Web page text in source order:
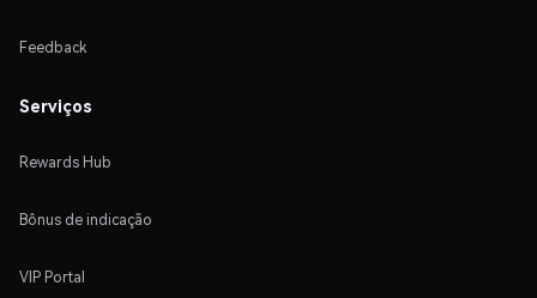
Feedback
Serviços
Rewards Hub
Bônus de indicação
VIP Portal